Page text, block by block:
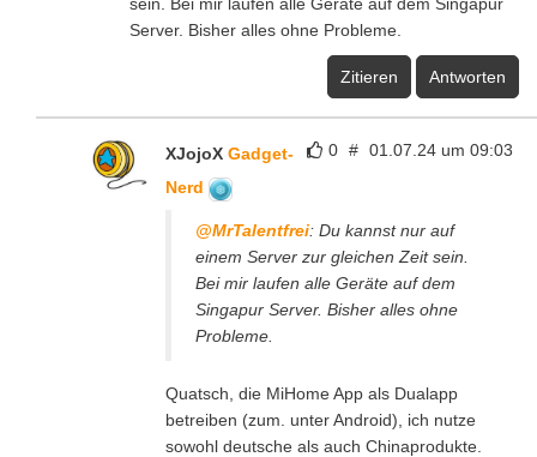
sein. Bei mir laufen alle Geräte auf dem Singapur
Server. Bisher alles ohne Probleme.
Zitieren Antworten
0 # 01.07.24 um 09:03
XJojoX Gadget-
Nerd
@MrTalentfrei: Du kannst nur auf
einem Server zur gleichen Zeit sein.
Bei mir laufen alle Geräte auf dem
Singapur Server. Bisher alles ohne
Probleme.
Quatsch, die MiHome App als Dualapp
betreiben (zum. unter Android), ich nutze
sowohl deutsche als auch Chinaprodukte.